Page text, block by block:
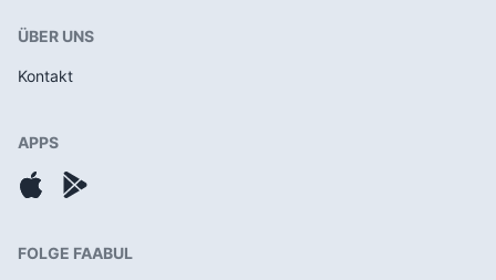
ÜBER UNS
Kontakt
APPS
FOLGE FAABUL